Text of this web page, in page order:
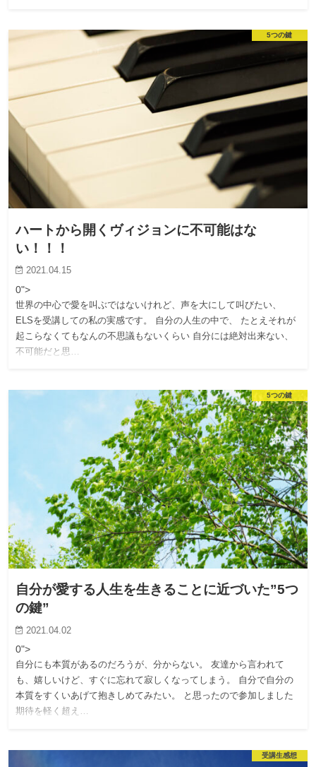
5つの鍵
ハートから開くヴィジョンに不可能はな
い！！！
2021.04.15
0">
世界の中心で愛を叫ぶではないけれど、声を大にして叫びたい、
ELSを受講しての私の実感です。 自分の人生の中で、 たとえそれが
起こらなくてもなんの不思議もないくらい 自分には絶対出来ない、
不可能だと思…
5つの鍵
自分が愛する人生を生きることに近づいた”5つ
の鍵”
2021.04.02
0">
自分にも本質があるのだろうが、分からない。 友達から言われて
も、嬉しいけど、すぐに忘れて寂しくなってしまう。 自分で自分の
本質をすくいあげて抱きしめてみたい。 と思ったので参加しました
期待を軽く超え…
受講生感想